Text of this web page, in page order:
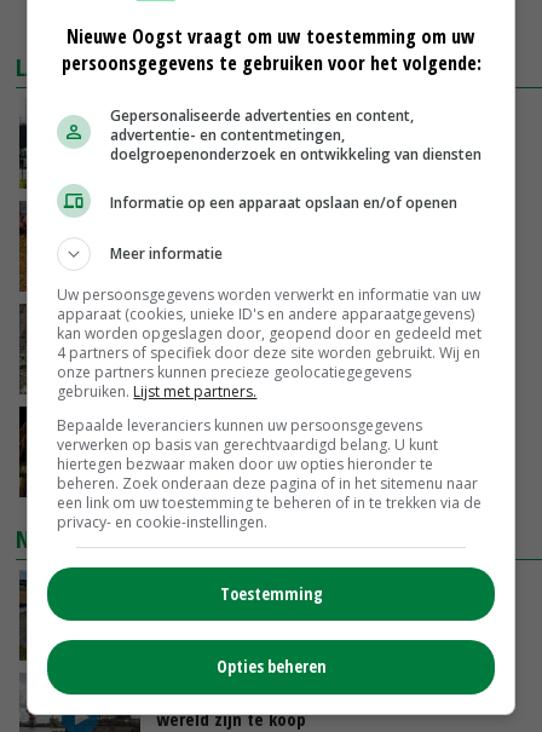
LAATSTE NIEUWS
Gemiddelde Europese melkprijs daalt licht in
juni
VANDAAG, 17:04
varkensvleesketen
Emmeloord noteert eerste zaaiuien op
maximaal 20 euro
VANDAAG, 14:59
Spontane boerenacties in Twente en
Apeldoorn zetten de trend
VANDAAG, 14:48
NIEUWSTE VIDEO'S
Droogte veroorzaakt steeds meer problemen:
‘Bassin afgelopen week al leeg’
VANDAAG, 14:06
Koeien van enige drijvende boerderij ter
wereld zijn te koop
Nieuwe Oogst vraagt om uw toestemming om uw
persoonsgegevens te gebruiken voor het volgende:
Gepersonaliseerde advertenties en content,
advertentie- en contentmetingen,
doelgroepenonderzoek en ontwikkeling van diensten
Informatie op een apparaat opslaan en/of openen
Meer informatie
Uw persoonsgegevens worden verwerkt en informatie van uw
apparaat (cookies, unieke ID's en andere apparaatgegevens)
kan worden opgeslagen door, geopend door en gedeeld met
4 partners of specifiek door deze site worden gebruikt. Wij en
onze partners kunnen precieze geolocatiegegevens
gebruiken. Lijst met partners.
Bepaalde leveranciers kunnen uw persoonsgegevens
verwerken op basis van gerechtvaardigd belang. U kunt
hiertegen bezwaar maken door uw opties hieronder te
beheren. Zoek onderaan deze pagina of in het sitemenu naar
een link om uw toestemming te beheren of in te trekken via de
privacy- en cookie-instellingen.
Toestemming
Opties beheren